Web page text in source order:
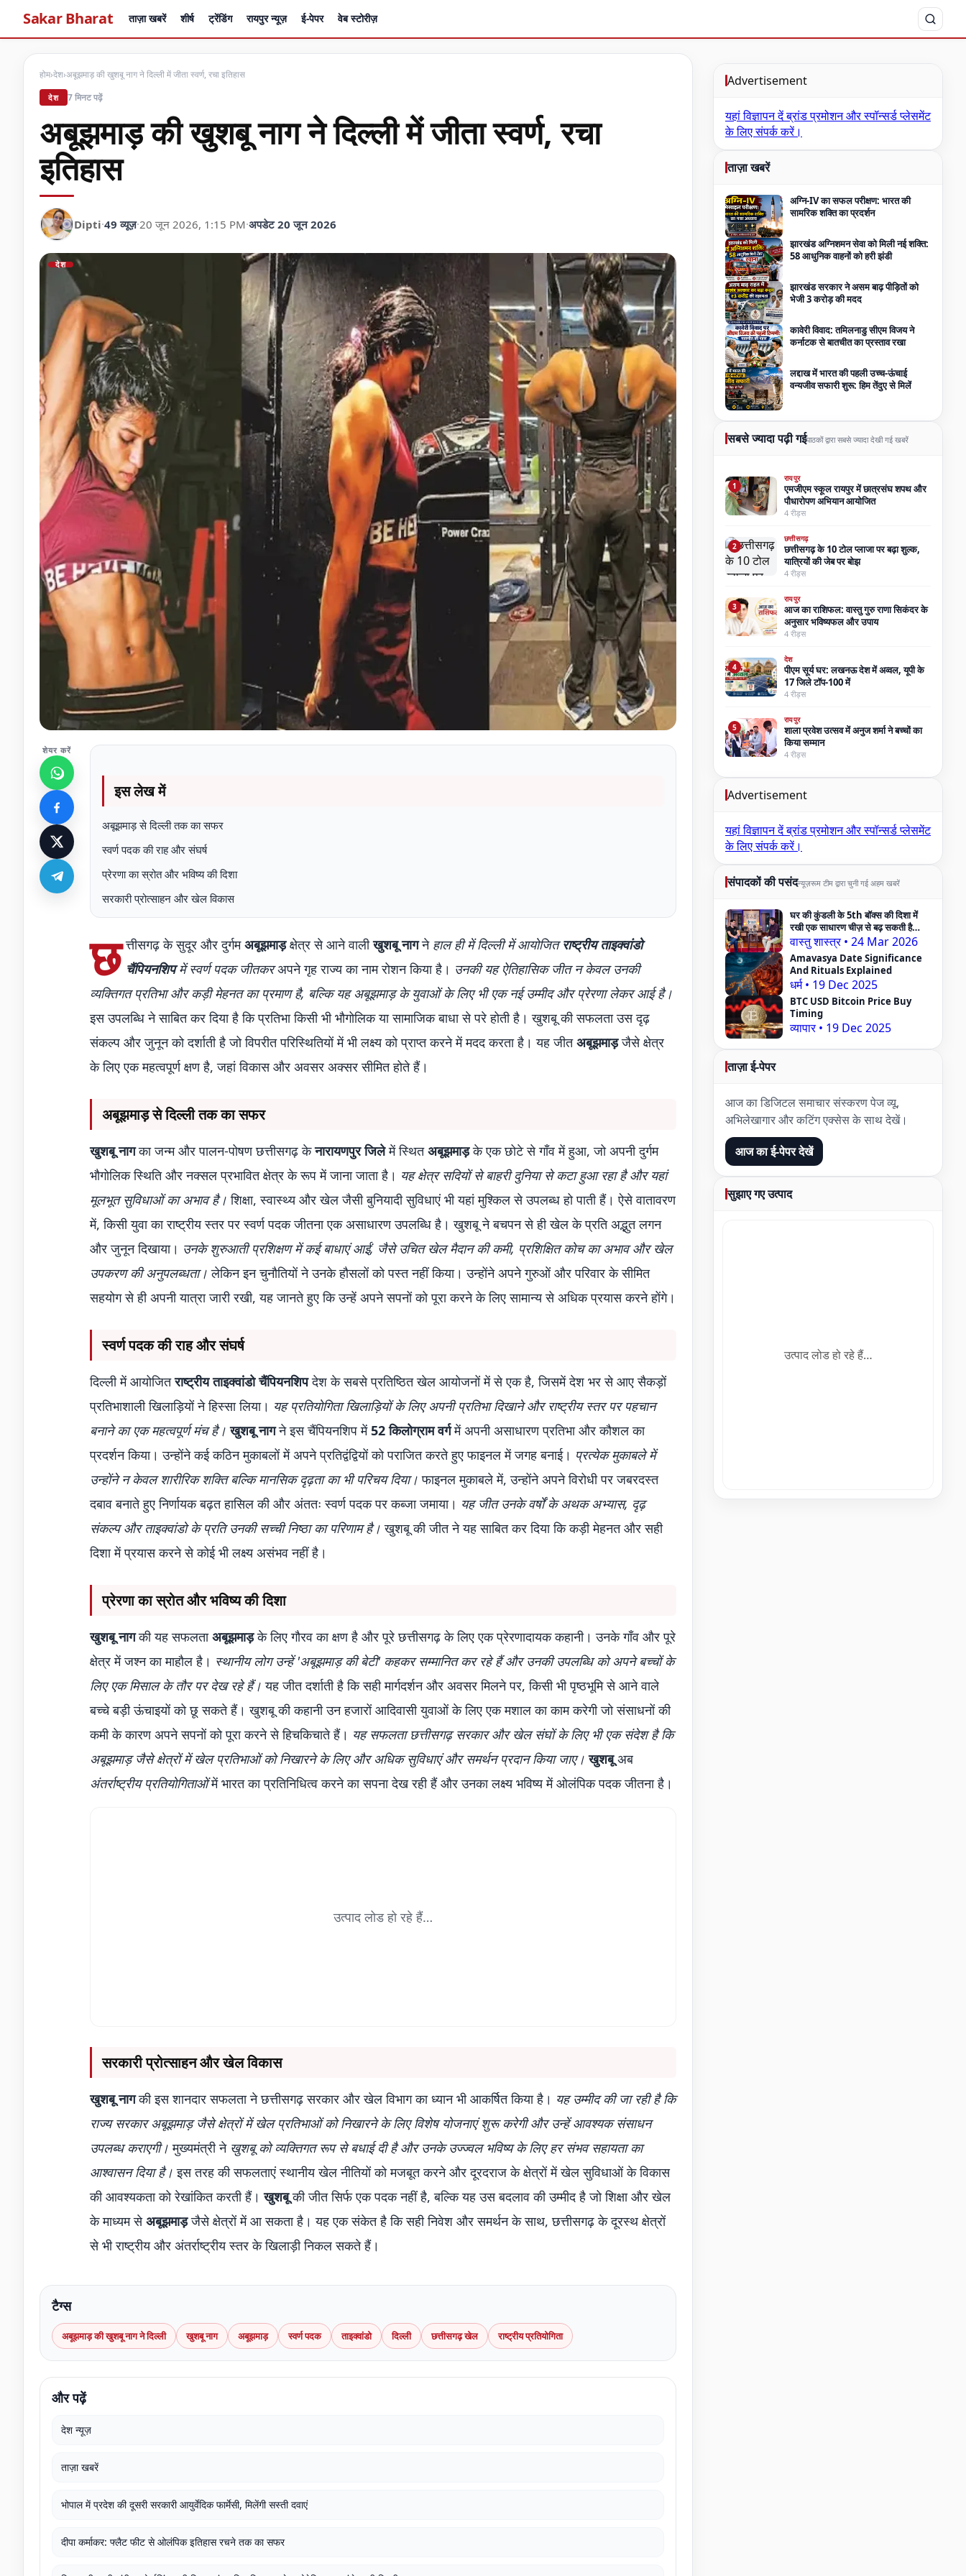
Sakar Bharat ताज़ा खबरें शीर्ष ट्रेंडिंग रायपुर न्यूज़ ई-पेपर वेब स्टोरीज़
होम›देश›अबूझमाड़ की खुशबू नाग ने दिल्ली में जीता स्वर्ण, रचा इतिहास
देश 7 मिनट पढ़ें
अबूझमाड़ की खुशबू नाग ने दिल्ली में जीता स्वर्ण, रचा
इतिहास
Dipti·49 व्यूज़·20 जून 2026, 1:15 PM·अपडेट 20 जून 2026
देश
शेयर करें
इस लेख में
अबूझमाड़ से दिल्ली तक का सफर
स्वर्ण पदक की राह और संघर्ष
प्रेरणा का स्रोत और भविष्य की दिशा
सरकारी प्रोत्साहन और खेल विकास
छ त्तीसगढ़ के सुदूर और दुर्गमअबूझमाड़क्षेत्र से आने वालीखुशबू नागने हाल ही में दिल्ली में आयोजितराष्ट्रीय ताइक्वांडो
चैंपियनशिपमें स्वर्ण पदक जीतकरअपने गृह राज्य का नाम रोशन किया है। उनकी यह ऐतिहासिक जीत न केवल उनकी
व्यक्तिगत प्रतिभा और कड़ी मेहनत का प्रमाण है, बल्कि यह अबूझमाड़ के युवाओं के लिए भी एक नई उम्मीद और प्रेरणा लेकर आई है।
इस उपलब्धि ने साबित कर दिया है कि प्रतिभा किसी भी भौगोलिक या सामाजिक बाधा से परे होती है। खुशबू की सफलता उस दृढ़
संकल्प और जुनून को दर्शाती है जो विपरीत परिस्थितियों में भी लक्ष्य को प्राप्त करने में मदद करता है। यह जीतअबूझमाड़जैसे क्षेत्र
के लिए एक महत्वपूर्ण क्षण है, जहां विकास और अवसर अक्सर सीमित होते हैं।
अबूझमाड़ से दिल्ली तक का सफर
खुशबू नागका जन्म और पालन-पोषण छत्तीसगढ़ केनारायणपुर जिलेमें स्थितअबूझमाड़के एक छोटे से गाँव में हुआ, जो अपनी दुर्गम
भौगोलिक स्थिति और नक्सल प्रभावित क्षेत्र के रूप में जाना जाता है। यह क्षेत्र सदियों से बाहरी दुनिया से कटा हुआ रहा है और यहां
मूलभूत सुविधाओं का अभाव है। शिक्षा, स्वास्थ्य और खेल जैसी बुनियादी सुविधाएं भी यहां मुश्किल से उपलब्ध हो पाती हैं। ऐसे वातावरण
में, किसी युवा का राष्ट्रीय स्तर पर स्वर्ण पदक जीतना एक असाधारण उपलब्धि है। खुशबू ने बचपन से ही खेल के प्रति अद्भुत लगन
और जुनून दिखाया। उनके शुरुआती प्रशिक्षण में कई बाधाएं आईं, जैसे उचित खेल मैदान की कमी, प्रशिक्षित कोच का अभाव और खेल
उपकरण की अनुपलब्धता। लेकिन इन चुनौतियों ने उनके हौसलों को पस्त नहीं किया। उन्होंने अपने गुरुओं और परिवार के सीमित
सहयोग से ही अपनी यात्रा जारी रखी, यह जानते हुए कि उन्हें अपने सपनों को पूरा करने के लिए सामान्य से अधिक प्रयास करने होंगे।
स्वर्ण पदक की राह और संघर्ष
दिल्ली में आयोजितराष्ट्रीय ताइक्वांडो चैंपियनशिपदेश के सबसे प्रतिष्ठित खेल आयोजनों में से एक है, जिसमें देश भर से आए सैकड़ों
प्रतिभाशाली खिलाड़ियों ने हिस्सा लिया। यह प्रतियोगिता खिलाड़ियों के लिए अपनी प्रतिभा दिखाने और राष्ट्रीय स्तर पर पहचान
बनाने का एक महत्वपूर्ण मंच है। खुशबू नागने इस चैंपियनशिप में52 किलोग्राम वर्गमें अपनी असाधारण प्रतिभा और कौशल का
प्रदर्शन किया। उन्होंने कई कठिन मुकाबलों में अपने प्रतिद्वंद्वियों को पराजित करते हुए फाइनल में जगह बनाई। प्रत्येक मुकाबले में
उन्होंने न केवल शारीरिक शक्ति बल्कि मानसिक दृढ़ता का भी परिचय दिया। फाइनल मुकाबले में, उन्होंने अपने विरोधी पर जबरदस्त
दबाव बनाते हुए निर्णायक बढ़त हासिल की और अंततः स्वर्ण पदक पर कब्जा जमाया। यह जीत उनके वर्षों के अथक अभ्यास, दृढ़
संकल्प और ताइक्वांडो के प्रति उनकी सच्ची निष्ठा का परिणाम है। खुशबू की जीत ने यह साबित कर दिया कि कड़ी मेहनत और सही
दिशा में प्रयास करने से कोई भी लक्ष्य असंभव नहीं है।
प्रेरणा का स्रोत और भविष्य की दिशा
खुशबू नागकी यह सफलताअबूझमाड़के लिए गौरव का क्षण है और पूरे छत्तीसगढ़ के लिए एक प्रेरणादायक कहानी। उनके गाँव और पूरे
क्षेत्र में जश्न का माहौल है। स्थानीय लोग उन्हें 'अबूझमाड़ की बेटी' कहकर सम्मानित कर रहे हैं और उनकी उपलब्धि को अपने बच्चों के
लिए एक मिसाल के तौर पर देख रहे हैं। यह जीत दर्शाती है कि सही मार्गदर्शन और अवसर मिलने पर, किसी भी पृष्ठभूमि से आने वाले
बच्चे बड़ी ऊंचाइयों को छू सकते हैं। खुशबू की कहानी उन हजारों आदिवासी युवाओं के लिए एक मशाल का काम करेगी जो संसाधनों की
कमी के कारण अपने सपनों को पूरा करने से हिचकिचाते हैं। यह सफलता छत्तीसगढ़ सरकार और खेल संघों के लिए भी एक संदेश है कि
अबूझमाड़ जैसे क्षेत्रों में खेल प्रतिभाओं को निखारने के लिए और अधिक सुविधाएं और समर्थन प्रदान किया जाए। खुशबूअब
अंतर्राष्ट्रीय प्रतियोगिताओंमें भारत का प्रतिनिधित्व करने का सपना देख रही हैं और उनका लक्ष्य भविष्य में ओलंपिक पदक जीतना है।
उत्पाद लोड हो रहे हैं…
सरकारी प्रोत्साहन और खेल विकास
खुशबू नागकी इस शानदार सफलता ने छत्तीसगढ़ सरकार और खेल विभाग का ध्यान भी आकर्षित किया है। यह उम्मीद की जा रही है कि
राज्य सरकार अबूझमाड़ जैसे क्षेत्रों में खेल प्रतिभाओं को निखारने के लिए विशेष योजनाएं शुरू करेगी और उन्हें आवश्यक संसाधन
उपलब्ध कराएगी। मुख्यमंत्री ने खुशबू को व्यक्तिगत रूप से बधाई दी है और उनके उज्ज्वल भविष्य के लिए हर संभव सहायता का
आश्वासन दिया है। इस तरह की सफलताएं स्थानीय खेल नीतियों को मजबूत करने और दूरदराज के क्षेत्रों में खेल सुविधाओं के विकास
की आवश्यकता को रेखांकित करती हैं।खुशबूकी जीत सिर्फ एक पदक नहीं है, बल्कि यह उस बदलाव की उम्मीद है जो शिक्षा और खेल
के माध्यम सेअबूझमाड़जैसे क्षेत्रों में आ सकता है। यह एक संकेत है कि सही निवेश और समर्थन के साथ, छत्तीसगढ़ के दूरस्थ क्षेत्रों
से भी राष्ट्रीय और अंतर्राष्ट्रीय स्तर के खिलाड़ी निकल सकते हैं।
टैग्स
अबूझमाड़ की खुशबू नाग ने दिल्ली खुशबू नाग अबूझमाड़ स्वर्ण पदक ताइक्वांडो दिल्ली छत्तीसगढ़ खेल राष्ट्रीय प्रतियोगिता
और पढ़ें
देश न्यूज़
ताज़ा खबरें
भोपाल में प्रदेश की दूसरी सरकारी आयुर्वेदिक फार्मेसी, मिलेंगी सस्ती दवाएं
दीपा कर्माकर: फ्लैट फीट से ओलंपिक इतिहास रचने तक का सफर
Advertisement
यहां विज्ञापन देंब्रांड प्रमोशन और स्पॉन्सर्ड प्लेसमेंट
के लिए संपर्क करें।
ताज़ा खबरें
अग्नि-IV का सफल परीक्षण: भारत की
सामरिक शक्ति का प्रदर्शन
झारखंड अग्निशमन सेवा को मिली नई शक्ति:
58 आधुनिक वाहनों को हरी झंडी
झारखंड सरकार ने असम बाढ़ पीड़ितों को
भेजी 3 करोड़ की मदद
कावेरी विवाद: तमिलनाडु सीएम विजय ने
कर्नाटक से बातचीत का प्रस्ताव रखा
लद्दाख में भारत की पहली उच्च-ऊंचाई
वन्यजीव सफारी शुरू: हिम तेंदुए से मिलें
सबसे ज्यादा पढ़ी गईपाठकों द्वारा सबसे ज्यादा देखी गई खबरें
1
रायपुर
एमजीएम स्कूल रायपुर में छात्रसंघ शपथ और
पौधारोपण अभियान आयोजित
4 रीड्स
2
छत्तीसगढ़
छत्तीसगढ़ के 10 टोल प्लाजा पर बढ़ा शुल्क,
यात्रियों की जेब पर बोझ
4 रीड्स
3
रायपुर
आज का राशिफल: वास्तु गुरु राणा सिकंदर के
अनुसार भविष्यफल और उपाय
4 रीड्स
4
देश
पीएम सूर्य घर: लखनऊ देश में अव्वल, यूपी के
17 जिले टॉप-100 में
4 रीड्स
5
रायपुर
शाला प्रवेश उत्सव में अनुज शर्मा ने बच्चों का
किया सम्मान
4 रीड्स
Advertisement
यहां विज्ञापन देंब्रांड प्रमोशन और स्पॉन्सर्ड प्लेसमेंट
के लिए संपर्क करें।
संपादकों की पसंदन्यूज़रूम टीम द्वारा चुनी गई अहम खबरें
घर की कुंडली के 5th बॉक्स की दिशा में
रखी एक साधारण चीज़ से बढ़ सकती है
Pregnancy Problem — Vastu
Expert का दावा
वास्तु शास्त्र • 24 Mar 2026
Amavasya Date Significance
And Rituals Explained
धर्म • 19 Dec 2025
BTC USD Bitcoin Price Buy
Timing
व्यापार • 19 Dec 2025
ताज़ा ई-पेपर
आज का डिजिटल समाचार संस्करण पेज व्यू,
अभिलेखागार और कटिंग एक्सेस के साथ देखें।
आज का ई-पेपर देखें
सुझाए गए उत्पाद
उत्पाद लोड हो रहे हैं…